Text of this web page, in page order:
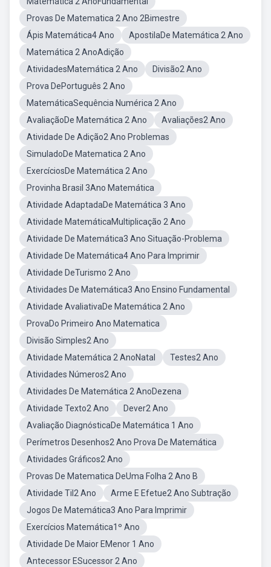
Provas De Matematica 2 Ano 2Bimestre
Ápis Matemática4 Ano
ApostilaDe Matemática 2 Ano
Matemática 2 AnoAdição
AtividadesMatemática 2 Ano
Divisão2 Ano
Prova DePortuguês 2 Ano
MatemáticaSequência Numérica 2 Ano
AvaliaçãoDe Matemática 2 Ano
Avaliações2 Ano
Atividade De Adição2 Ano Problemas
SimuladoDe Matematica 2 Ano
ExercíciosDe Matemática 2 Ano
Provinha Brasil 3Ano Matemática
Atividade AdaptadaDe Matemática 3 Ano
Atividade MatemáticaMultiplicação 2 Ano
Atividade De Matemática3 Ano Situação-Problema
Atividade De Matemática4 Ano Para Imprimir
Atividade DeTurismo 2 Ano
Atividades De Matemática3 Ano Ensino Fundamental
Atividade AvaliativaDe Matemática 2 Ano
ProvaDo Primeiro Ano Matematica
Divisão Simples2 Ano
Atividade Matemática 2 AnoNatal
Testes2 Ano
Atividades Números2 Ano
Atividades De Matemática 2 AnoDezena
Atividade Texto2 Ano
Dever2 Ano
Avaliação DiagnósticaDe Matemática 1 Ano
Perímetros Desenhos2 Ano Prova De Matemática
Atividades Gráficos2 Ano
Provas De Matematica DeUma Folha 2 Ano B
Atividade Til2 Ano
Arme E Efetue2 Ano Subtração
Jogos De Matemática3 Ano Para Imprimir
Exercícios Matemática1º Ano
Atividade De Maior EMenor 1 Ano
Antecessor ESucessor 2 Ano